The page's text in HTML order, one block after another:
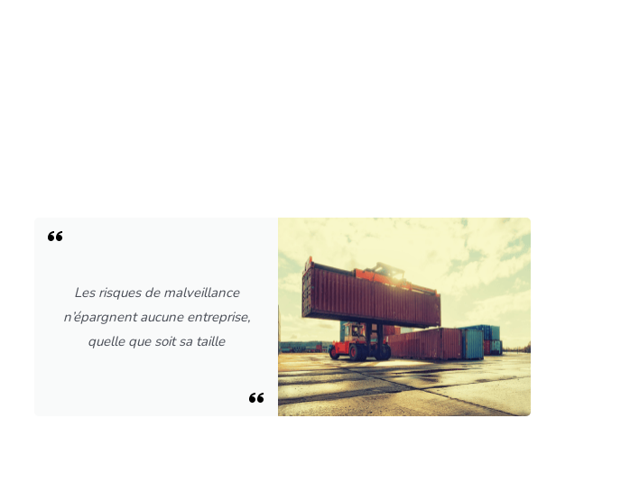
Les risques de malveillance
n’épargnent aucune entreprise,
quelle que soit sa taille